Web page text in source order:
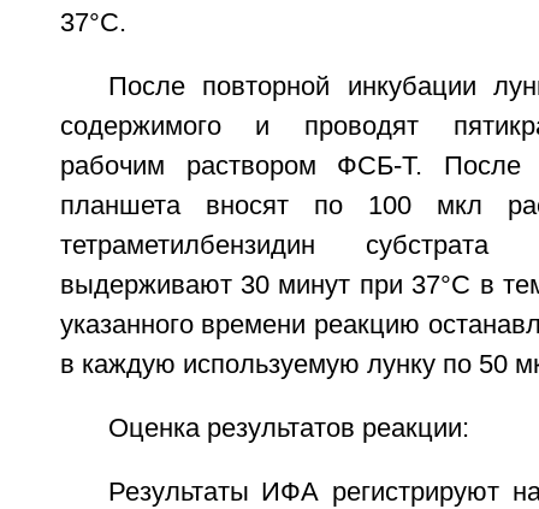
37°C.
После повторной инкубации
содержимого и проводят
рабочим раствором ФСБ-Т.
планшета вносят по 100 мкл
тетраметилбензидин
выдерживают 30 минут при 37°C в
указанного времени реакцию
в каждую используемую лунку по 50
Оценка результатов реакции:
Результаты ИФА регистрируют